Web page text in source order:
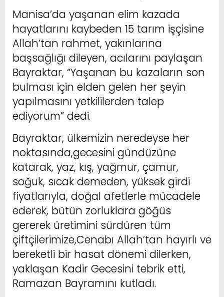
Manisa’da yaşanan elim kazada
hayatlarını kaybeden 15 tarım işçisine
Allah’tan rahmet, yakınlarına
başsağlığı dileyen, acılarını paylaşan
Bayraktar, “Yaşanan bu kazaların son
bulması için elden gelen her şeyin
yapılmasını yetkililerden talep
ediyorum” dedi.
Bayraktar, ülkemizin neredeyse her
noktasında,gecesini gündüzüne
katarak, yaz, kış, yağmur, çamur,
soğuk, sıcak demeden, yüksek girdi
fiyatlarıyla, doğal afetlerle mücadele
ederek, bütün zorluklara göğüs
gererek üretimini sürdüren tüm
çiftçilerimize,Cenabı Allah’tan hayırlı ve
bereketli bir hasat dönemi dilerken,
yaklaşan Kadir Gecesini tebrik etti,
Ramazan Bayramını kutladı.